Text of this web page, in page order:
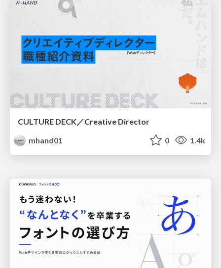
CULTURE DECK／Creative Director
mhand01
0 1.4k